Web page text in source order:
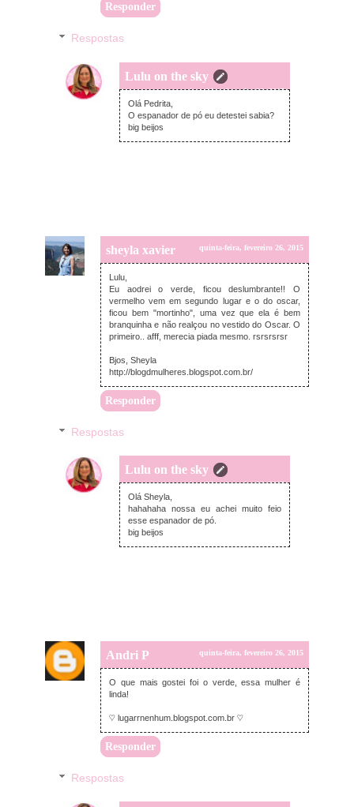
Responder
Respostas
Lulu on the sky
quinta-feira, fevereiro 26, 2015
Olá Pedrita,
O espanador de pó eu detestei sabia?
big beijos
sheyla xavier quinta-feira, fevereiro 26, 2015
Lulu,
Eu aodrei o verde, ficou deslumbrante!! O
vermelho vem em segundo lugar e o do oscar,
ficou bem "mortinho", uma vez que ela é bem
branquinha e não realçou no vestido do Oscar. O
primeiro.. afff, merecia piada mesmo. rsrsrsrsr
Bjos, Sheyla
http://blogdmulheres.blogspot.com.br/
Responder
Respostas
Lulu on the sky
quinta-feira, fevereiro 26, 2015
Olá Sheyla,
hahahaha nossa eu achei muito feio
esse espanador de pó.
big beijos
Andri P quinta-feira, fevereiro 26, 2015
O que mais gostei foi o verde, essa mulher é
linda!
♡ lugarrnenhum.blogspot.com.br ♡
Responder
Respostas